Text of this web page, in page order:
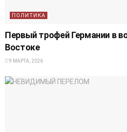
ПОЛИТИКА
Первый трофей Германии в
Востоке
9 МАРТА, 2026